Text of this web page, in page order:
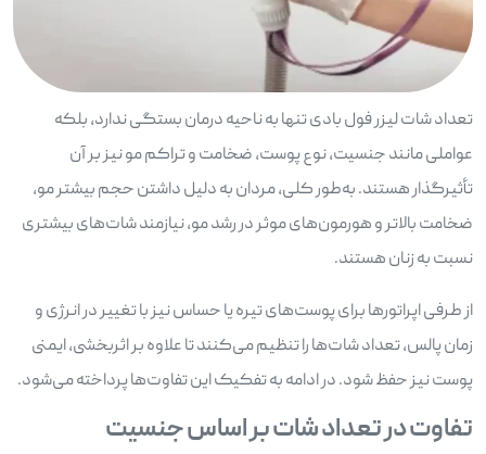
تعداد شات لیزر فول بادی تنها به ناحیه درمان بستگی ندارد، بلکه
عواملی مانند جنسیت، نوع پوست، ضخامت و تراکم مو نیز بر آن
تأثیرگذار هستند. به‌طور کلی، مردان به دلیل داشتن حجم بیشتر مو،
ضخامت بالاتر و هورمون‌های موثر در رشد مو، نیازمند شات‌های بیشتری
نسبت به زنان هستند.
از طرفی اپراتورها برای پوست‌های تیره یا حساس نیز با تغییر در انرژی و
زمان پالس، تعداد شات‌ها را تنظیم می‌کنند تا علاوه بر اثربخشی، ایمنی
پوست نیز حفظ شود. در ادامه به تفکیک این تفاوت‌ها پرداخته می‌شود.
تفاوت در تعداد شات بر اساس جنسیت